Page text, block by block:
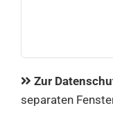
Zur
separaten